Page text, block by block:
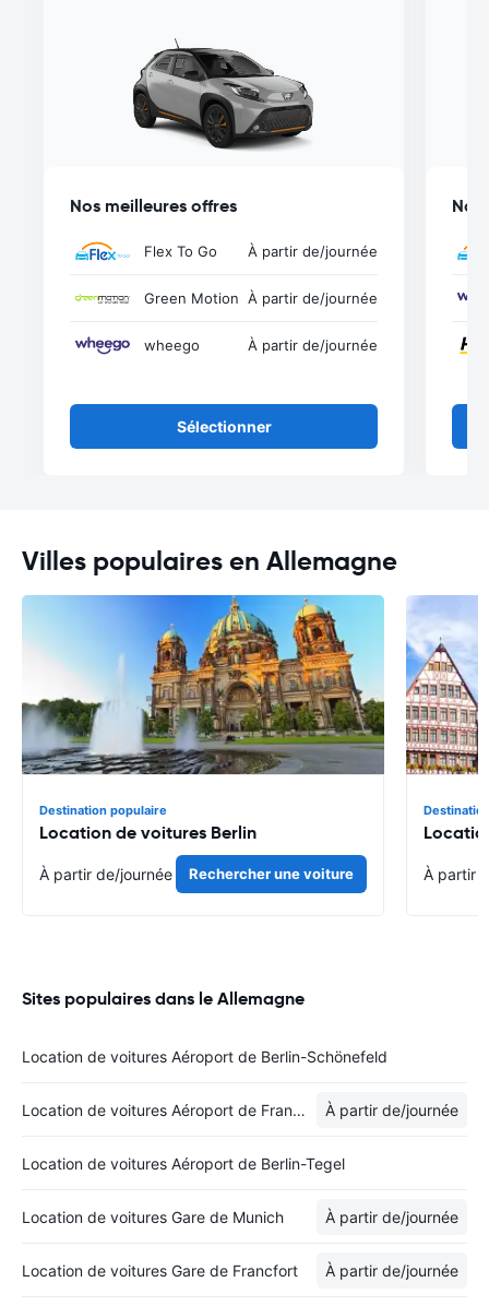
Nos meilleures offres
Flex To Go À partir de/journée
Green Motion À partir de/journée
wheego À partir de/journée
Sélectionner
Nos
Villes populaires en Allemagne
Destination populaire
Location de voitures Berlin
À partir de/journée Rechercher une voiture À partir
Sites populaires dans le Allemagne
Location de voitures Aéroport de Berlin-Schönefeld
Location de voitures Aéroport de Francfort À partir de/journée
Location de voitures Aéroport de Berlin-Tegel
Location de voitures Gare de Munich À partir de/journée
Location de voitures Gare de Francfort À partir de/journée